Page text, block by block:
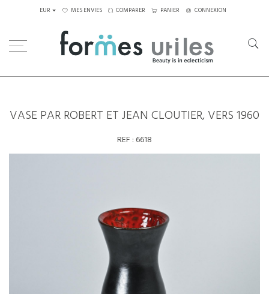
EUR MES ENVIES COMPARER PANIER CONNEXION
VASE PAR ROBERT ET JEAN CLOUTIER, VERS 1960
REF : 6618